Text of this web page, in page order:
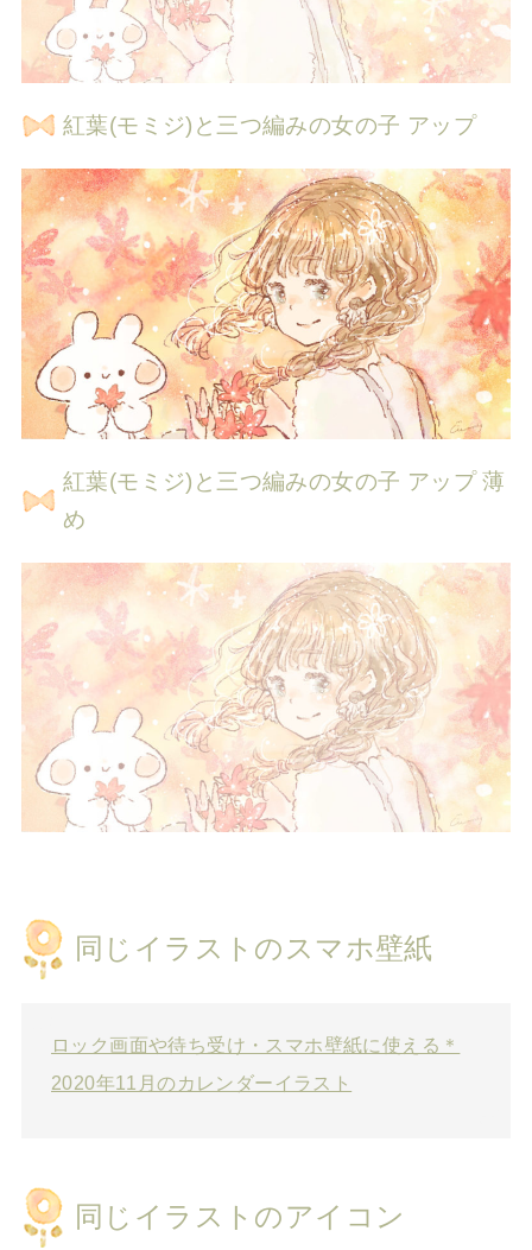
紅葉(モミジ)と三つ編みの女の子 アップ
紅葉(モミジ)と三つ編みの女の子 アップ 薄
め
同じイラストのスマホ壁紙
ロック画面や待ち受け・スマホ壁紙に使える＊
2020年11月のカレンダーイラスト
同じイラストのアイコン